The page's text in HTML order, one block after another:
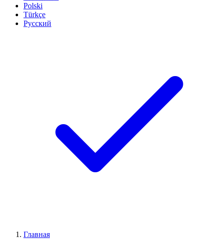
Polski
Türkçe
Русский
Главная